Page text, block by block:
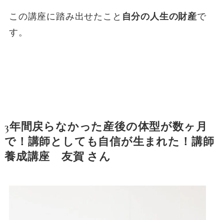
この講座に踏み出せたこと 自分の人生の財産で
す。
3年間戻らなかった産後の体型が数ヶ月
で！講師としても自信が生まれた！講師
養成講座 友賀 さん